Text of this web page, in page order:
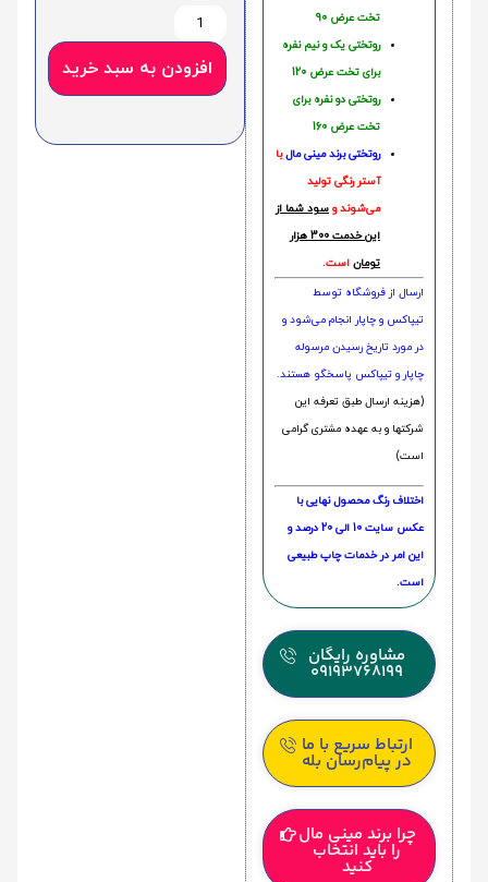
تخت عرض 90
روتختی یک و نیم نفره
برای تخت عرض 120
روتختی دو نفره برای
تخت عرض 160
روتختی‌ برند مینی مالبا
آستر رنگی تولید
می‌شوند و سود شما از
این خدمت 300 هزار
تومان است.
ارسال از فروشگاه توسط
تیپاکس و چاپار انجام می‌شود و
در مورد تاریخ رسیدن مرسوله
چاپار و تیپاکس پاسخگو هستند.
(هزینه ارسال طبق تعرفه این
شرکتها و به عهده مشتری گرامی
است)
اختلاف رنگ محصول نهایی با
عکس سایت 10 الی 20 درصد و
این امر در خدمات چاپ طبیعی
است.
مشاوره رایگان
09193768199
ارتباط سریع با ما
در پیام‌رسان بله
چرا برند مینی مال
را باید انتخاب
کنید
افزودن به سبد خرید